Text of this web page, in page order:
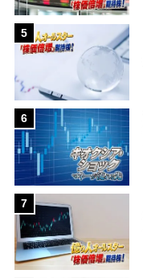
5
6
7